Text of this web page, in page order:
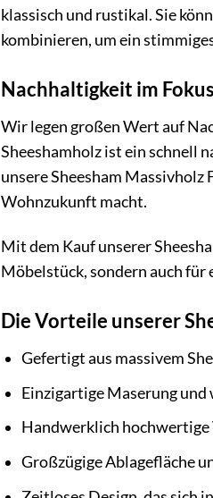
klassisch und rustikal. Sie
kombinieren, um ein
Nachhaltigkeit im
Wir legen großen Wert auf
Sheeshamholz ist ein schnell
unsere Sheesham
Wohnzukunft macht.
Mit dem Kauf unserer
Möbelstück, sondern auch für
Die Vorteile unserer
Gefertigt aus massivem
Einzigartige Maserung und
Handwerklich
Großzügige Ablagefläche